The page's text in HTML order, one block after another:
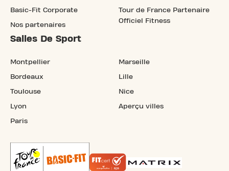
Basic-Fit Corporate
Nos partenaires
Tour de France Partenaire
Officiel Fitness
Salles De Sport
Montpellier
Bordeaux
Toulouse
Lyon
Paris
Marseille
Lille
Nice
Aperçu villes